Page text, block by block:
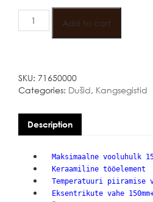
HANSGROHE
VERNIS
Add to cart
SKU: 71650000
Categories: Dušid, Kangsegistid
Description
Maksimaalne vooluhulk
Keraamiline tööelement
Temperatuuri piiramise
Eksentrikute vahe